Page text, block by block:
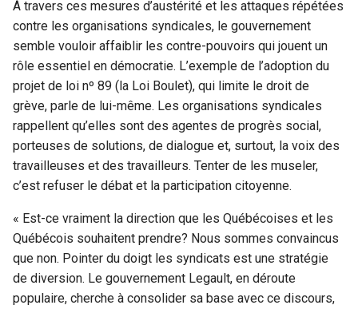
À travers ces mesures d’austérité et les attaques répétées
contre les organisations syndicales, le gouvernement
semble vouloir affaiblir les contre-pouvoirs qui jouent un
rôle essentiel en démocratie. L’exemple de l’adoption du
projet de loi nº 89 (la Loi Boulet), qui limite le droit de
grève, parle de lui-même. Les organisations syndicales
rappellent qu’elles sont des agentes de progrès social,
porteuses de solutions, de dialogue et, surtout, la voix des
travailleuses et des travailleurs. Tenter de les museler,
c’est refuser le débat et la participation citoyenne.
« Est-ce vraiment la direction que les Québécoises et les
Québécois souhaitent prendre? Nous sommes convaincus
que non. Pointer du doigt les syndicats est une stratégie
de diversion. Le gouvernement Legault, en déroute
populaire, cherche à consolider sa base avec ce discours,